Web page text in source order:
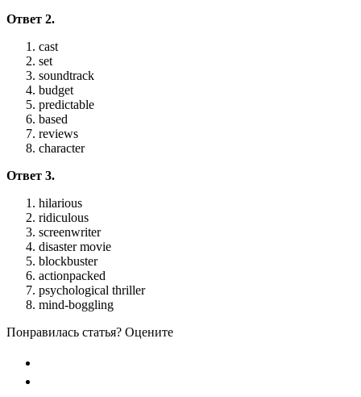
Ответ 2.
cast
set
soundtrack
budget
predictable
based
reviews
character
Ответ 3.
hilarious
ridiculous
screenwriter
disaster movie
blockbuster
actionpacked
psychological thriller
mind-boggling
Понравилась статья? Оцените